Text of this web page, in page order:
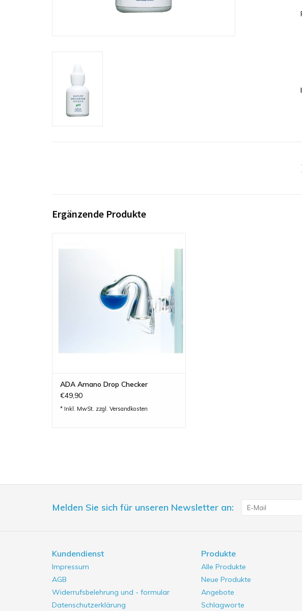
Ergänzende Produkte
ADA Amano Drop Checker
€49,90
* Inkl. MwSt. zzgl. Versandkosten
Melden Sie sich für unseren Newsletter an:
Kundendienst
Impressum
AGB
Widerrufsbelehrung und - formular
Datenschutzerklärung
Produkte
Alle Produkte
Neue Produkte
Angebote
Schlagworte